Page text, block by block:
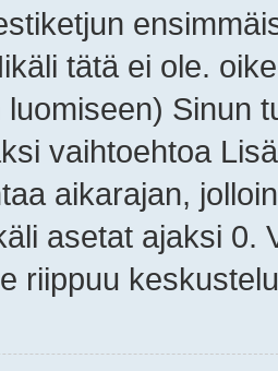
tätä ei ole.
Sinun
vaihtoehtoa
aikarajan,
asetat ajaksi 0.
riippuu